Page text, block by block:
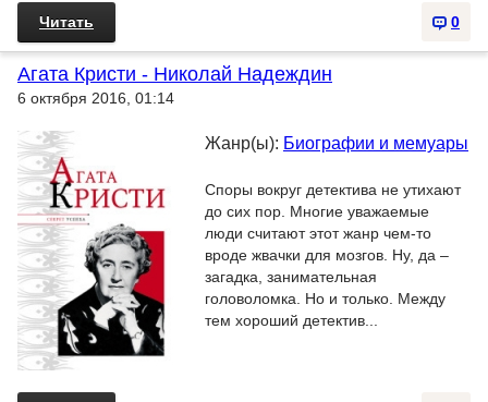
0
Читать
Агата Кристи - Николай Надеждин
6 октября 2016, 01:14
Жанр(ы): Биографии и мемуары
Споры вокруг детектива не утихают
до сих пор. Многие уважаемые
люди считают этот жанр чем-то
вроде жвачки для мозгов. Ну, да –
загадка, занимательная
головоломка. Но и только. Между
тем хороший детектив...